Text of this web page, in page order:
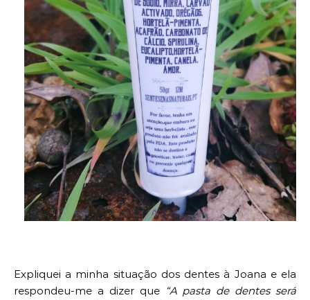
Expliquei a minha situação dos dentes à Joana e ela
respondeu-me a dizer que “A pasta de dentes será